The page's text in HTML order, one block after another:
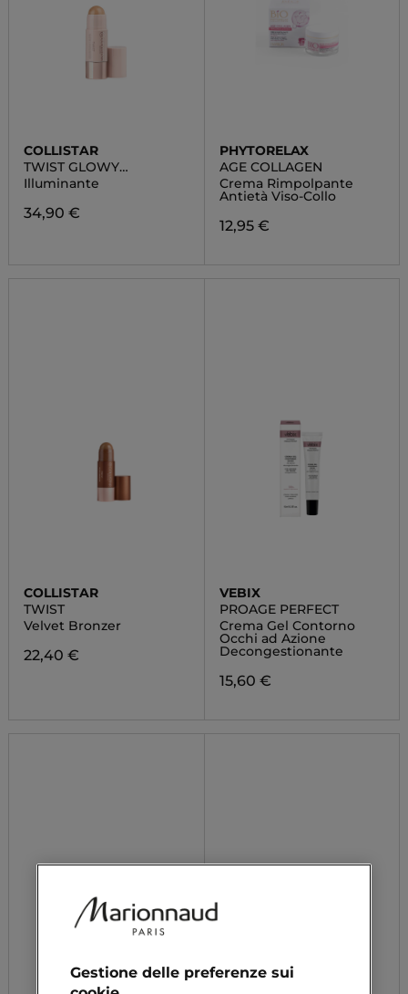
COLLISTAR
TWIST GLOWY
HIGHLIGHTER
Illuminante
34,90 €
PHYTORELAX
AGE COLLAGEN
Crema Rimpolpante
Antietà Viso-Collo
12,95 €
COLLISTAR
TWIST
Velvet Bronzer
22,40 €
VEBIX
PROAGE PERFECT
Crema Gel Contorno
Occhi ad Azione
Decongestionante
15,60 €
Gestione delle preferenze sui